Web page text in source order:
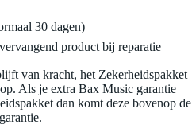
30 dagen)
product bij reparatie
van kracht, het Zekerheidspakket
Als je extra Bax Music garantie
dan komt deze bovenop de